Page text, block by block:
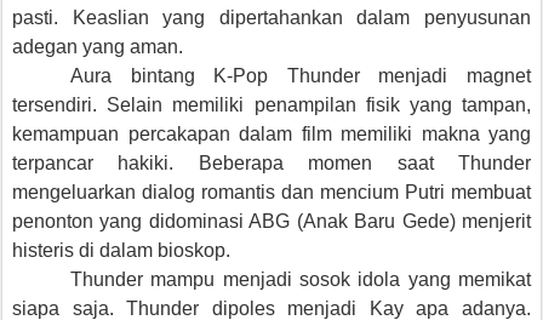
pasti. Keaslian yang dipertahankan dalam penyusunan
adegan yang aman.
Aura bintang K-Pop Thunder menjadi magnet
tersendiri. Selain memiliki penampilan fisik yang tampan,
kemampuan percakapan dalam film memiliki makna yang
terpancar hakiki. Beberapa momen saat Thunder
mengeluarkan dialog romantis dan mencium Putri membuat
penonton yang didominasi ABG (Anak Baru Gede) menjerit
histeris di dalam bioskop.
Thunder mampu menjadi sosok idola yang memikat
siapa saja. Thunder dipoles menjadi Kay apa adanya.